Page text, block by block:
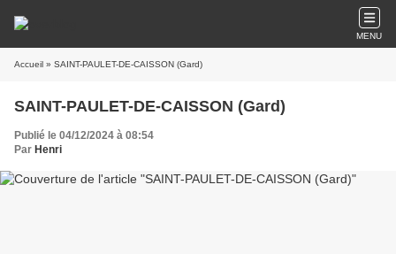
MENU
Accueil » SAINT-PAULET-DE-CAISSON (Gard)
SAINT-PAULET-DE-CAISSON (Gard)
Publié le 04/12/2024 à 08:54
Par Henri